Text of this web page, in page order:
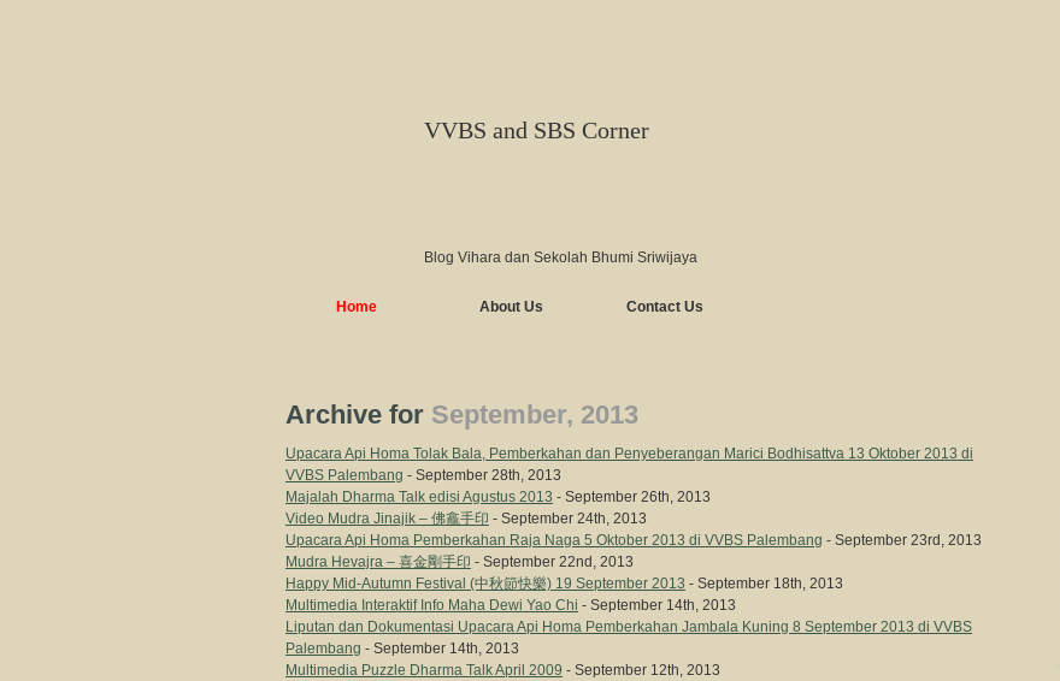
VVBS and SBS Corner
Blog Vihara dan Sekolah Bhumi Sriwijaya
Home About Us Contact Us
Archive for September, 2013
Upacara Api Homa Tolak Bala, Pemberkahan dan Penyeberangan Marici Bodhisattva 13 Oktober 2013 di
VVBS Palembang - September 28th, 2013
Majalah Dharma Talk edisi Agustus 2013 - September 26th, 2013
Video Mudra Jinajik – 佛龕手印 - September 24th, 2013
Upacara Api Homa Pemberkahan Raja Naga 5 Oktober 2013 di VVBS Palembang - September 23rd, 2013
Mudra Hevajra – 喜金剛手印 - September 22nd, 2013
Happy Mid-Autumn Festival (中秋節快樂) 19 September 2013 - September 18th, 2013
Multimedia Interaktif Info Maha Dewi Yao Chi - September 14th, 2013
Liputan dan Dokumentasi Upacara Api Homa Pemberkahan Jambala Kuning 8 September 2013 di VVBS
Palembang - September 14th, 2013
Multimedia Puzzle Dharma Talk April 2009 - September 12th, 2013